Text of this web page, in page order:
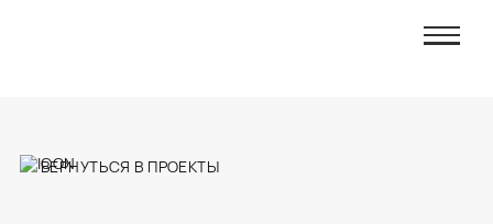
ВЕРНУТЬСЯ В ПРОЕКТЫ